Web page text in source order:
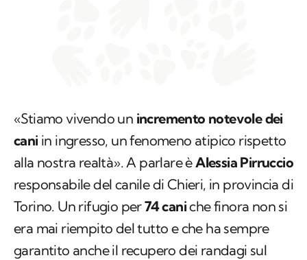
«Stiamo vivendo un incremento notevole dei
cani in ingresso, un fenomeno atipico rispetto
alla nostra realtà». A parlare èAlessia Pirruccio
responsabile del canile di Chieri, in provincia di
Torino. Un rifugio per74 caniche finora non si
era mai riempito del tutto e che ha sempre
garantito anche il recupero dei randagi sul